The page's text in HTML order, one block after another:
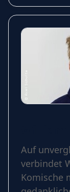
Auf
verbindet
Komische